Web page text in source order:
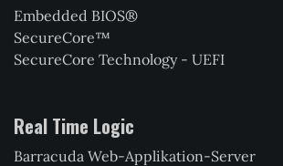
Embedded BIOS®
SecureCore™
SecureCore Technology - UEFI
Real Time Logic
Barracuda Web-Applikation-Server